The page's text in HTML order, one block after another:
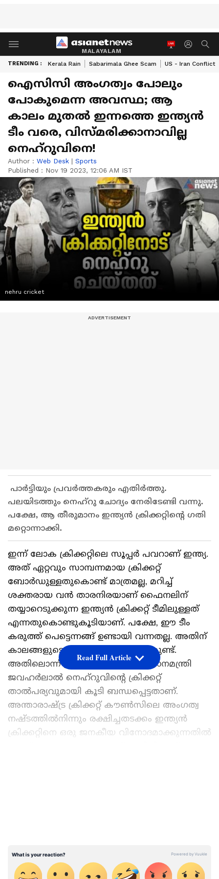
MALAYALAM
TRENDING : Kerala Rain Sabarimala Ghee Scam US - Iran Conflict
ഐസിസി അംഗത്വം പോലും
പോകുമെന്ന അവസ്ഥ; ആ
കാലം മുതൽ ഇന്നത്തെ ഇന്ത്യൻ
ടീം വരെ, വിസ്മരിക്കാനാവില്ല
നെഹ്റുവിനെ!
Author : Web Desk | Sports
Published : Nov 19 2023, 12:06 AM IST
nehru cricket
പാർട്ടിയും പ്രവർത്തകരും എതിർത്തു.
പലയിടത്തും നെഹ്റു ചോദ്യം നേരിടേണ്ടി വന്നു.
പക്ഷേ, ആ തീരുമാനം ഇന്ത്യൻ ക്രിക്കറ്റിന്റെ ഗതി
മറ്റൊന്നാക്കി.
ഇന്ന് ലോക ക്രിക്കറ്റിലെ സൂപ്പർ പവറാണ് ഇന്ത്യ.
അത് ഏറ്റവും സാമ്പന്നമായ ക്രിക്കറ്റ്
ബോർഡുള്ളതുകൊണ്ട് മാത്രമല്ല, മറിച്ച്
ശക്തരായ വൻ താരനിരയാണ് ഫൈനലിന്
തയ്യാറെടുക്കുന്ന ഇന്ത്യൻ ക്രിക്കറ്റ് ടീമിലുള്ളത്
എന്നതുകൊണ്ടുകൂടിയാണ്. പക്ഷേ, ഈ ടീം
കരുത്ത് പെട്ടെന്നങ്ങ് ഉണ്ടായി വന്നതല്ല. അതിന്
കാലങ്ങളുടെ പഴക്കവും ചരിത്രവുമുണ്ട്.
അതിലൊന്ന് ഇന്ത്യയുടെ ആദ്യ പ്രധാനമന്ത്രി
ജവഹർലാൽ നെഹ്റുവിന്റെ ക്രിക്കറ്റ്
താൽപര്യവുമായി കൂടി ബന്ധപ്പെട്ടതാണ്.
അന്താരാഷ്ട്ര ക്രിക്കറ്റ് കൗൺസിലെ അംഗത്വ
നഷ്ടത്തിൽനിന്നും രക്ഷിച്ചതടക്കം ഇന്ത്യൻ
ക്രിക്കറ്റിനെ ഒരു ജനകീയ വിനോദമാക്കുന്നതിൽ
ഐസിസി അംഗത്വം നൽകില്ലെന്നായിരുന്നു
അന്നത്തെ തീരുമാനം. ഇന്ത്യയിലാകട്ടെ
Read Full Article